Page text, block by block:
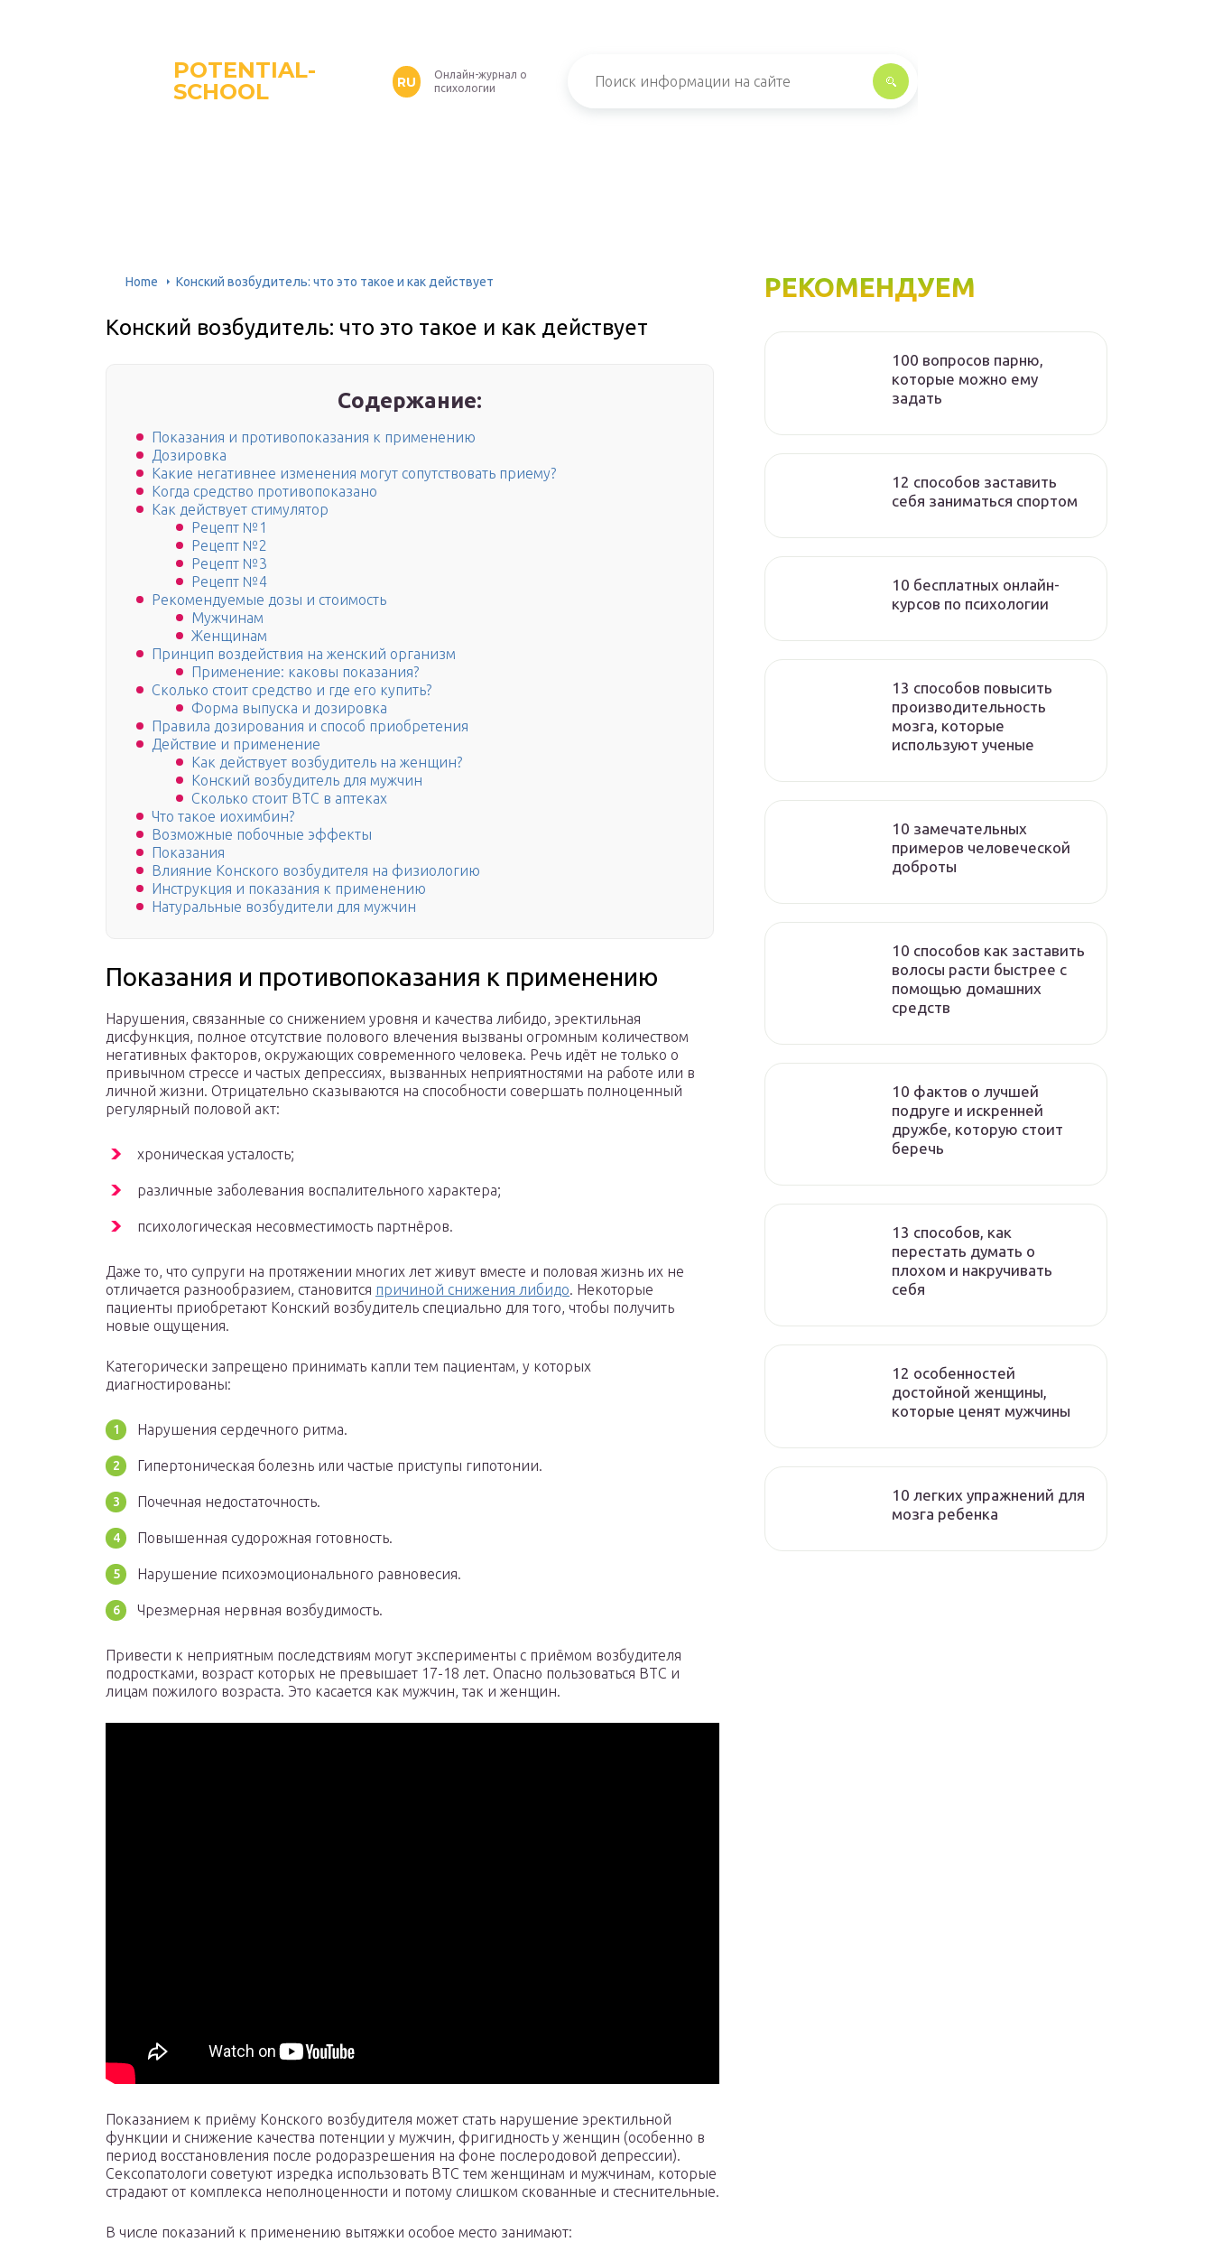
POTENTIAL-
SCHOOL
RU
Онлайн-журнал о
психологии
Home Конский возбудитель: что это такое и как действует
Конский возбудитель: что это такое и как действует
Содержание:
Показания и противопоказания к применению
Дозировка
Какие негативнее изменения могут сопутствовать приему?
Когда средство противопоказано
Как действует стимулятор
Рецепт №1
Рецепт №2
Рецепт №3
Рецепт №4
Рекомендуемые дозы и стоимость
Мужчинам
Женщинам
Принцип воздействия на женский организм
Применение: каковы показания?
Сколько стоит средство и где его купить?
Форма выпуска и дозировка
Правила дозирования и способ приобретения
Действие и применение
Как действует возбудитель на женщин?
Конский возбудитель для мужчин
Сколько стоит ВТС в аптеках
Что такое иохимбин?
Возможные побочные эффекты
Показания
Влияние Конского возбудителя на физиологию
Инструкция и показания к применению
Натуральные возбудители для мужчин
Показания и противопоказания к применению
Нарушения, связанные со снижением уровня и качества либидо, эректильная
дисфункция, полное отсутствие полового влечения вызваны огромным количеством
негативных факторов, окружающих современного человека. Речь идёт не только о
привычном стрессе и частых депрессиях, вызванных неприятностями на работе или в
личной жизни. Отрицательно сказываются на способности совершать полноценный
регулярный половой акт:
хроническая усталость;
различные заболевания воспалительного характера;
психологическая несовместимость партнёров.
Даже то, что супруги на протяжении многих лет живут вместе и половая жизнь их не
отличается разнообразием, становится причиной снижения либидо. Некоторые
пациенты приобретают Конский возбудитель специально для того, чтобы получить
новые ощущения.
Категорически запрещено принимать капли тем пациентам, у которых
диагностированы:
Нарушения сердечного ритма.
Гипертоническая болезнь или частые приступы гипотонии.
Почечная недостаточность.
Повышенная судорожная готовность.
Нарушение психоэмоционального равновесия.
Чрезмерная нервная возбудимость.
Привести к неприятным последствиям могут эксперименты с приёмом возбудителя
подростками, возраст которых не превышает 17-18 лет. Опасно пользоваться ВТС и
лицам пожилого возраста. Это касается как мужчин, так и женщин.
Показанием к приёму Конского возбудителя может стать нарушение эректильной
функции и снижение качества потенции у мужчин, фригидность у женщин (особенно в
период восстановления после родоразрешения на фоне послеродовой депрессии).
Сексопатологи советуют изредка использовать ВТС тем женщинам и мужчинам, которые
страдают от комплекса неполноценности и потому слишком скованные и стеснительные.
В числе показаний к применению вытяжки особое место занимают:
РЕКОМЕНДУЕМ
100 вопросов парню,
которые можно ему
задать
12 способов заставить
себя заниматься спортом
10 бесплатных онлайн-
курсов по психологии
13 способов повысить
производительность
мозга, которые
используют ученые
10 замечательных
примеров человеческой
доброты
10 способов как заставить
волосы расти быстрее с
помощью домашних
средств
10 фактов о лучшей
подруге и искренней
дружбе, которую стоит
беречь
13 способов, как
перестать думать о
плохом и накручивать
себя
12 особенностей
достойной женщины,
которые ценят мужчины
10 легких упражнений для
мозга ребенка